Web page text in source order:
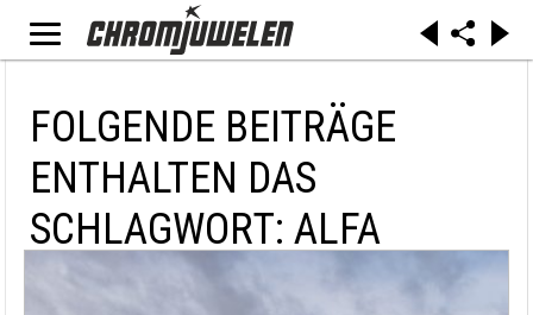
FOLGENDE BEITRÄGE
ENTHALTEN DAS
SCHLAGWORT: ALFA